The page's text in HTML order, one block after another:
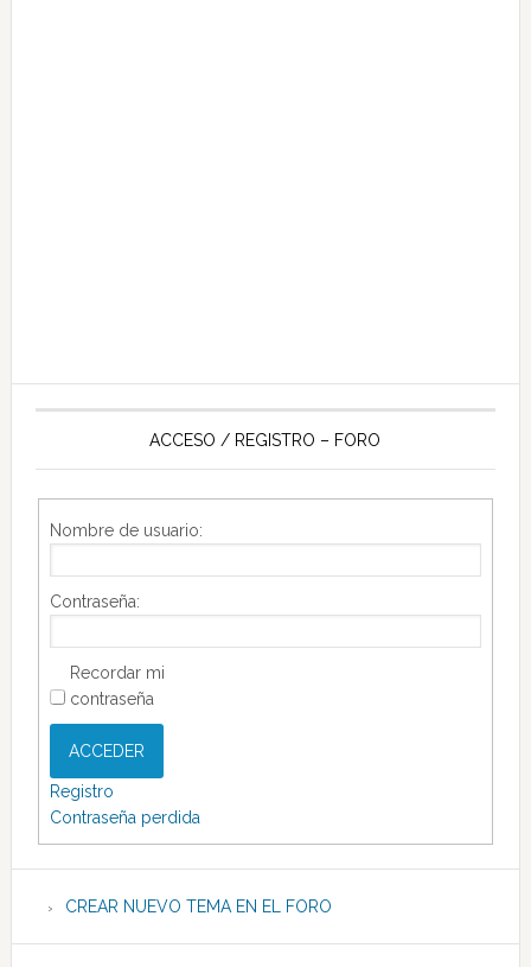
ACCESO / REGISTRO – FORO
Nombre de usuario:
Contraseña:
Recordar mi
contraseña
ACCEDER
Registro
Contraseña perdida
CREAR NUEVO TEMA EN EL FORO